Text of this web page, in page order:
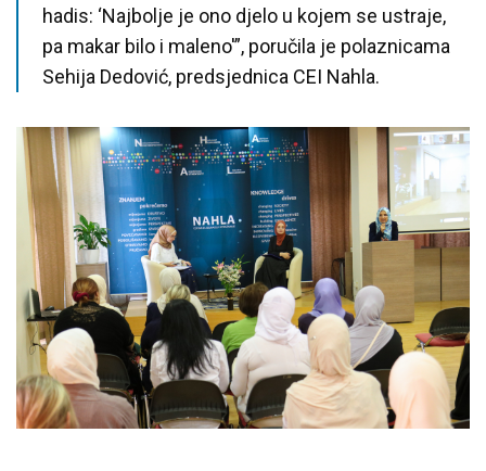
hadis: ‘Najbolje je ono djelo u kojem se ustraje,
pa makar bilo i maleno'”, poručila je polaznicama
Sehija Dedović, predsjednica CEI Nahla.